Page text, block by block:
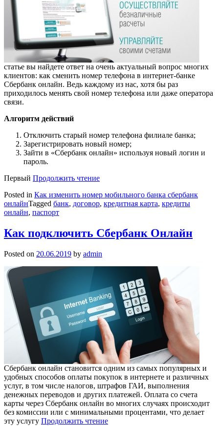
статье вы найдете ответ на очень актуальный вопрос многих
клиентов: как сменить номер телефона в интернет-банке
Сбербанк онлайн. Ведь каждому из нас, хотя бы раз
приходилось менять свой номер телефона или даже оператора
связи.
Алгоритм действий
Отключить старый номер телефона филиале банка;
Зарегистрировать новый номер;
Зайти в «Сбербанк онлайн» используя новый логин и
пароль.
Первый Продолжить чтение
Posted in Как изменить номер мобильного банка сбербанк
онлайнTagged банк, договор, кредитная карта, кредиты
онлайн, паспорт
Как подключить Сбербанк Онлайн
Posted on 20.06.2019 by admin
Сбербанк онлайн становится одним из самых популярных и
удобных способов оплаты покупок в интернете и различных
услуг, в том числе налогов, штрафов ГАИ, выполнения
денежных переводов и других платежей. Оплата со счета
карты через Сбербанк онлайн во многих случаях происходит
без комиссии или с минимальными процентами, что делает
эту услугу Продолжить чтение